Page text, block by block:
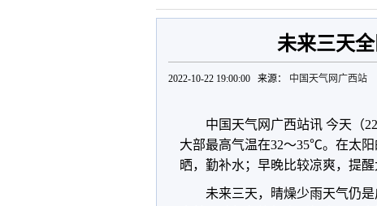
未来三天
2022-10-22 19:00:00 来源： 中国天气网广西站
中国天气网广西站讯 今天（
大部最高气温在32～35℃。在太
晒，勤补水；早晚比较凉爽，提
未来三天，晴燥少雨天气仍